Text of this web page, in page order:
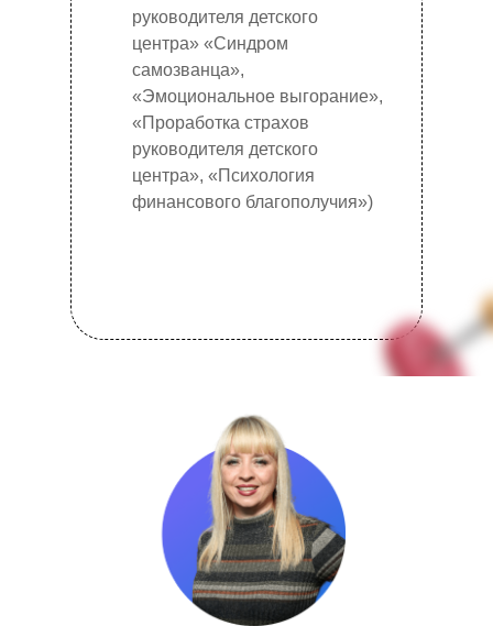
руководителя детского
центра» «Синдром
самозванца»,
«Эмоциональное выгорание»,
«Проработка страхов
руководителя детского
центра», «Психология
финансового благополучия»)